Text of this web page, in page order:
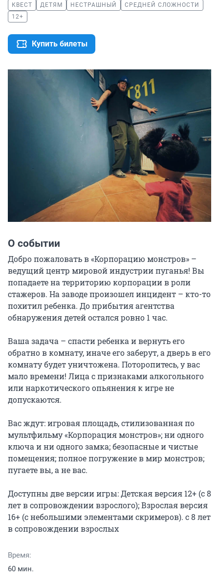
КВЕСТ ДЕТЯМ НЕСТРАШНЫЙ
СРЕДНЕЙ СЛОЖНОСТИ
12+
Купить билеты
О событии
Добро пожаловать в «Корпорацию монстров» –
ведущий центр мировой индустрии пуганья! Вы
попадаете на территорию корпорации в роли
стажеров. На заводе произошел инцидент – кто-то
похитил ребенка. До прибытия агентства
обнаружения детей остался ровно 1 час.
Ваша задача – спасти ребенка и вернуть его
обратно в комнату, иначе его заберут, а дверь в его
комнату будет уничтожена. Поторопитесь, у вас
мало времени! Лица с признаками алкогольного
или наркотического опьянения к игре не
допускаются.
Вас ждут: игровая площадь, стилизованная по
мультфильму «Корпорация монстров»; ни одного
ключа и ни одного замка; безопасные и чистые
помещения; полное погружение в мир монстров;
пугаете вы, а не вас.
Доступны две версии игры: Детская версия 12+ (с 8
лет в сопровождении взрослого); Взрослая версия
16+ (с небольшими элементами скримеров). с 8 лет
в сопровождении взрослых
Время:
60 мин.